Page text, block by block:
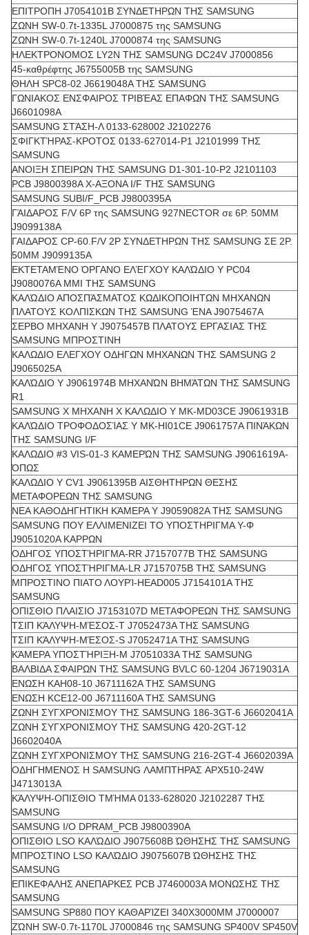
ΕΠΙΤΡΟΠΗ J7054101B ΣΥΝΔΕΤΗΡΩΝ ΤΗΣ SAMSUNG
ΖΩΝΗ SW-0.7t-1335L J7000875 της SAMSUNG
ΖΩΝΗ SW-0.7t-1240L J7000874 της SAMSUNG
ΗΛΕΚΤΡΟΝΟΜΟΣ LY2N ΤΗΣ SAMSUNG DC24V J7000856
45-καθρέφτης J6755005B της SAMSUNG
ΘΗΛΗ SPC8-02 J6619048A ΤΗΣ SAMSUNG
ΓΩΝΙΑΚΟΣ ΕΝΣΦΑΙΡΟΣ ΤΡΙΒΈΑΣ ΕΠΑΦΩΝ ΤΗΣ SAMSUNG
J6601098A
SAMSUNG ΣΤΆΣΗ-Λ 0133-628002 J2102276
ΣΦΙΓΚΤΉΡΑΣ-ΚΡΟΤΟΣ 0133-627014-P1 J2101999 ΤΗΣ
SAMSUNG
ΑΝΟΙΞΗ ΣΠΕΙΡΩΝ ΤΗΣ SAMSUNG D1-301-10-P2 J2101103
PCB J9800398A Χ-ΑΞΟΝΑ I/F ΤΗΣ SAMSUNG
SAMSUNG SUBI/F_PCB J9800395A
ΓΆΙΔΑΡΟΣ F/V 6P της SAMSUNG 927NECTOR σε 6P. 50MM
J9099138A
ΓΑΙΔΑΡΟΣ CP-60.F/V 2P ΣΥΝΔΕΤΗΡΩΝ ΤΗΣ SAMSUNG ΣΕ 2P.
50MM J9099135A
ΕΚΤΕΤΑΜΈΝΟ ΌΡΓΑΝΟ ΕΛΈΓΧΟΥ ΚΑΛΏΔΙΟ Y PC04
J9080076A MMI ΤΗΣ SAMSUNG
ΚΑΛΏΔΙΟ ΑΠΟΣΠΆΣΜΑΤΟΣ ΚΩΔΙΚΟΠΟΙΗΤΩΝ ΜΗΧΑΝΩΝ
ΠΛΑΤΟΥΣ ΚΟΛΠΙΣΚΩΝ ΤΗΣ SAMSUNG ΈΝΑ J9075467A
ΣΕΡΒΟ ΜΗΧΑΝΗ Y J9075457B ΠΛΑΤΟΥΣ ΕΡΓΑΣΙΑΣ ΤΗΣ
SAMSUNG ΜΠΡΟΣΤΙΝΗ
ΚΑΛΩΔΙΟ ΕΛΕΓΧΟΥ ΟΔΗΓΩΝ ΜΗΧΑΝΩΝ ΤΗΣ SAMSUNG 2
J9065025A
ΚΑΛΏΔΙΟ Y J9061974B ΜΗΧΑΝΏΝ ΒΗΜΆΤΩΝ ΤΗΣ SAMSUNG
R1
SAMSUNG Χ ΜΗΧΑΝΗ Χ ΚΑΛΩΔΙΟ Y MK-MD03CE J9061931B
ΚΑΛΏΔΙΟ ΤΡΟΦΟΔΟΣΊΑΣ Y MK-HI01CE J9061757A ΠΙΝΆΚΩΝ
ΤΗΣ SAMSUNG I/F
ΚΑΛΩΔΙΟ #3 VIS-01-3 ΚΑΜΕΡΏΝ ΤΗΣ SAMSUNG J9061619A-
ΌΠΩΣ
ΚΑΛΩΔΙΟ Y CV1 J9061395B ΑΙΣΘΗΤΗΡΩΝ ΘΕΣΗΣ
ΜΕΤΑΦΟΡΕΩΝ ΤΗΣ SAMSUNG
ΝΕΑ ΚΑΘΟΔΗΓΗΤΙΚΗ ΚΆΜΕΡΑ Y J9059082A ΤΗΣ SAMSUNG
SAMSUNG ΠΟΥ ΕΛΛΙΜΕΝΙΖΕΙ ΤΟ ΥΠΟΣΤΗΡΙΓΜΑ Y-Φ
J9051020A ΚΑΡΡΩΝ
ΟΔΗΓΟΣ ΥΠΟΣΤΉΡΙΓΜΑ-RR J7157077B ΤΗΣ SAMSUNG
ΟΔΗΓΟΣ ΥΠΟΣΤΉΡΙΓΜΑ-LR J7157075B ΤΗΣ SAMSUNG
ΜΠΡΟΣΤΙΝΟ ΠΙΑΤΟ ΛΟΥΡΊ-HEAD005 J7154101A ΤΗΣ
SAMSUNG
ΟΠΙΣΘΙΟ ΠΛΑΙΣΙΟ J7153107D ΜΕΤΑΦΟΡΕΩΝ ΤΗΣ SAMSUNG
ΤΣΙΠ ΚΆΛΥΨΗ-ΜΈΣΟΣ-Τ J7052473A ΤΗΣ SAMSUNG
ΤΣΙΠ ΚΆΛΥΨΗ-ΜΈΣΟΣ-S J7052471A ΤΗΣ SAMSUNG
ΚΆΜΕΡΑ ΥΠΟΣΤΉΡΙΞΗ-Μ J7051033A ΤΗΣ SAMSUNG
ΒΑΛΒΙΔΑ ΣΦΑΙΡΩΝ ΤΗΣ SAMSUNG BVLC 60-1204 J6719031A
ΕΝΩΣΗ KAH08-10 J6711162A ΤΗΣ SAMSUNG
ΕΝΩΣΗ KCE12-00 J6711160A ΤΗΣ SAMSUNG
ΖΩΝΗ ΣΥΓΧΡΟΝΙΣΜΟΥ ΤΗΣ SAMSUNG 186-3GT-6 J6602041A
ΖΩΝΗ ΣΥΓΧΡΟΝΙΣΜΟΥ ΤΗΣ SAMSUNG 420-2GT-12
J6602040A
ΖΩΝΗ ΣΥΓΧΡΟΝΙΣΜΟΥ ΤΗΣ SAMSUNG 216-2GT-4 J6602039A
ΟΔΗΓΗΜΕΝΟΣ Η SAMSUNG ΛΑΜΠΤΗΡΑΣ APX510-24W
J4713013A
ΚΆΛΥΨΗ-ΟΠΙΣΘΙΟ ΤΜΉΜΑ 0133-628020 J2102287 ΤΗΣ
SAMSUNG
SAMSUNG I/O DPRAM_PCB J9800390A
ΟΠΙΣΘΙΟ LSO ΚΑΛΏΔΙΟ J9075608B ΏΘΗΣΗΣ ΤΗΣ SAMSUNG
ΜΠΡΟΣΤΙΝΟ LSO ΚΑΛΏΔΙΟ J9075607B ΏΘΗΣΗΣ ΤΗΣ
SAMSUNG
ΕΠΙΚΕΦΑΛΗΣ ΑΝΕΠΑΡΚΕΣ PCB J7460003A ΜΟΝΩΣΗΣ ΤΗΣ
SAMSUNG
SAMSUNG SP880 ΠΟΥ ΚΑΘΑΡΊΖΕΙ 340X3000MM J7000007
ΖΏΝΗ SW-0.7t-1170L J7000846 της SAMSUNG SP400V SP450V